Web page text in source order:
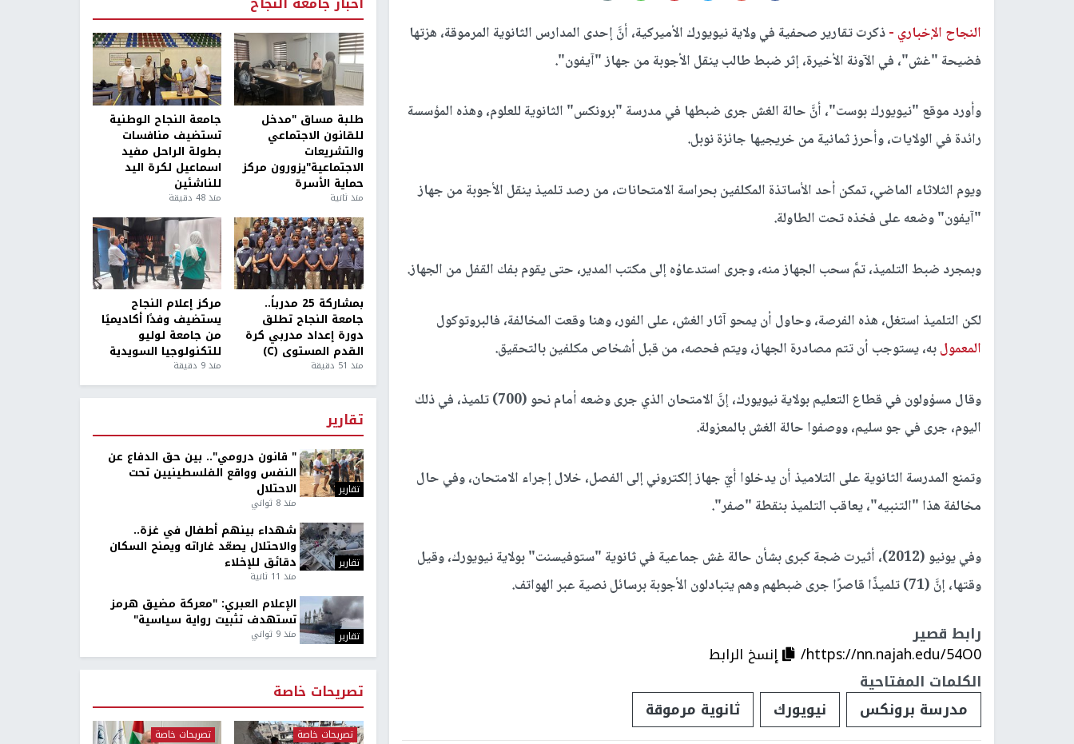
النجاح الإخباري -ذكرت تقارير صحفية في ولاية نيويورك الأميركية، أنَّ إحدى المدارس الثانوية المرموقة، هزتها
فضيحة "غش"، في الآونة الأخيرة، إثر ضبط طالب ينقل الأجوبة من جهاز "آيفون".
وأورد موقع "نيويورك بوست"، أنَّ حالة الغش جرى ضبطها في مدرسة "برونكس" الثانوية للعلوم، وهذه المؤسسة
رائدة في الولايات، وأحرز ثمانية من خريجيها جائزة نوبل.
ويوم الثلاثاء الماضي، تمكن أحد الأساتذة المكلفين بحراسة الامتحانات، من رصد تلميذ ينقل الأجوبة من جهاز
"آيفون" وضعه على فخذه تحت الطاولة.
وبمجرد ضبط التلميذ، تمَّ سحب الجهاز منه، وجرى استدعاؤه إلى مكتب المدير، حتى يقوم بفك القفل من الجهاز.
لكن التلميذ استغل، هذه الفرصة، وحاول أن يمحو آثار الغش، على الفور، وهنا وقعت المخالفة، فالبروتوكول
المعمولبه، يستوجب أن تتم مصادرة الجهاز، ويتم فحصه، من قبل أشخاص مكلفين بالتحقيق.
وقال مسؤولون في قطاع التعليم بولاية نيويورك، إنَّ الامتحان الذي جرى وضعه أمام نحو (700) تلميذ، في ذلك
اليوم، جرى في جو سليم، ووصفوا حالة الغش بالمعزولة.
وتمنع المدرسة الثانوية على التلاميذ أن يدخلوا أيّ جهاز إلكتروني إلى الفصل، خلال إجراء الامتحان، وفي حال
مخالفة هذا "التنبيه"، يعاقب التلميذ بنقطة "صفر".
وفي يونيو (2012)، أثيرت ضجة كبرى بشأن حالة غش جماعية في ثانوية "ستوفيسنت" بولاية نيويورك، وقيل
وقتها، إنَّ (71) تلميذًا قاصرًا جرى ضبطهم وهم يتبادلون الأجوبة برسائل نصية عبر الهواتف.
رابط قصير
https://nn.najah.edu/54O0/
إنسخ الرابط
الكلمات المفتاحية
مدرسة برونكس
نيويورك ثانوية مرموقة
طلبة مساق "مدخل
للقانون الاجتماعي
والتشريعات
الاجتماعية"يزورون مركز
حماية الأسرة
منذ ثانية
جامعة النجاح الوطنية
تستضيف منافسات
بطولة الراحل مفيد
اسماعيل لكرة اليد
للناشئين
منذ 48 دقيقة
بمشاركة 25 مدرباً..
جامعة النجاح تطلق
دورة إعداد مدربي كرة
القدم المستوى (C)
منذ 51 دقيقة
مركز إعلام النجاح
يستضيف وفدًا أكاديميًا
من جامعة لوليو
للتكنولوجيا السويدية
منذ 9 دقيقة
تقارير
تقارير
" قانون درومي".. بين حق الدفاع عن
النفس وواقع الفلسطينيين تحت
الاحتلال
منذ 8 ثواني
تقارير
شهداء بينهم أطفال في غزة..
والاحتلال يصعّد غاراته ويمنح السكان
دقائق للإخلاء
منذ 11 ثانية
تقارير
الإعلام العبري: "معركة مضيق هرمز
تستهدف تثبيت رواية سياسية"
منذ 9 ثواني
تصريحات خاصة
تصريحات خاصة تصريحات خاصة